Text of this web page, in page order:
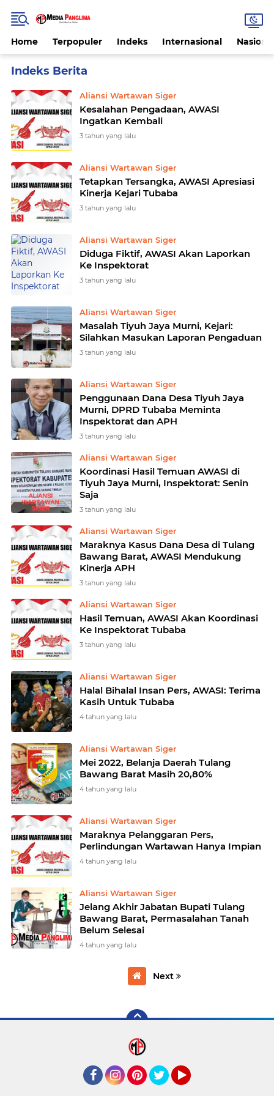
Home Terpopuler Indeks Internasional
Aliansi Wartawan Siger
Kesalahan Pengadaan, AWASI
Ingatkan Kembali
3 tahun yang lalu
Aliansi Wartawan Siger
Tetapkan Tersangka, AWASI Apresiasi
Kinerja Kejari Tubaba
3 tahun yang lalu
Aliansi Wartawan Siger
Diduga Fiktif, AWASI Akan Laporkan
Ke Inspektorat
3 tahun yang lalu
Aliansi Wartawan Siger
Masalah Tiyuh Jaya Murni, Kejari:
Silahkan Masukan Laporan Pengaduan
3 tahun yang lalu
Aliansi Wartawan Siger
Penggunaan Dana Desa Tiyuh Jaya
Murni, DPRD Tubaba Meminta
Inspektorat dan APH
3 tahun yang lalu
Aliansi Wartawan Siger
Koordinasi Hasil Temuan AWASI di
Tiyuh Jaya Murni, Inspektorat: Senin
Saja
3 tahun yang lalu
Aliansi Wartawan Siger
Maraknya Kasus Dana Desa di Tulang
Bawang Barat, AWASI Mendukung
Kinerja APH
3 tahun yang lalu
Aliansi Wartawan Siger
Hasil Temuan, AWASI Akan Koordinasi
Ke Inspektorat Tubaba
3 tahun yang lalu
Aliansi Wartawan Siger
Halal Bihalal Insan Pers, AWASI: Terima
Kasih Untuk Tubaba
4 tahun yang lalu
Aliansi Wartawan Siger
Mei 2022, Belanja Daerah Tulang
Bawang Barat Masih 20,80%
4 tahun yang lalu
Aliansi Wartawan Siger
Maraknya Pelanggaran Pers,
Perlindungan Wartawan Hanya Impian
4 tahun yang lalu
Aliansi Wartawan Siger
Jelang Akhir Jabatan Bupati Tulang
Bawang Barat, Permasalahan Tanah
Belum Selesai
4 tahun yang lalu
Next